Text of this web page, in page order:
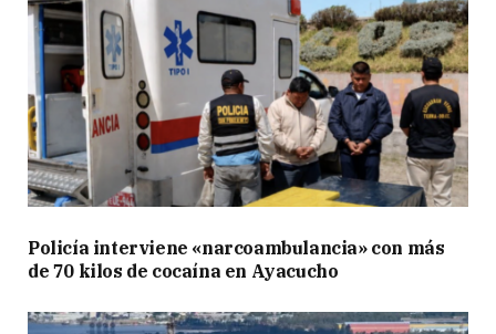
Policía interviene «narcoambulancia» con más
de 70 kilos de cocaína en Ayacucho